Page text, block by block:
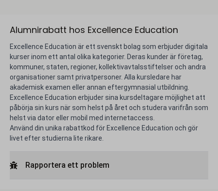
Alumnirabatt hos Excellence Education
Excellence Education är ett svenskt bolag som erbjuder digitala
kurser inom ett antal olika kategorier. Deras kunder är företag,
kommuner, staten, regioner, kollektivavtalsstiftelser och andra
organisationer samt privatpersoner. Alla kursledare har
akademisk examen eller annan eftergymnasial utbildning.
Excellence Education erbjuder sina kursdeltagare möjlighet att
påbörja sin kurs när som helst på året och studera varifrån som
helst via dator eller mobil med internetaccess.
Använd din unika rabattkod för Excellence Education och gör
livet efter studierna lite rikare.
Rapportera ett problem